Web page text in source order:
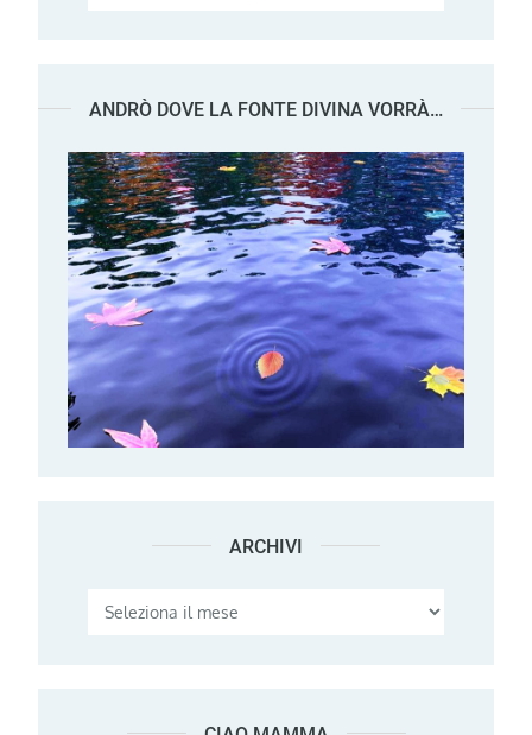
ANDRÒ DOVE LA FONTE DIVINA VORRÀ…
ARCHIVI Archivi